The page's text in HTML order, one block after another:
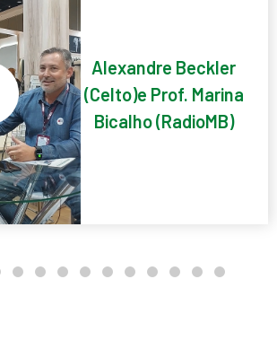
Alexandre Beckler
(Celto)e Prof. Marina
Bicalho (RadioMB)